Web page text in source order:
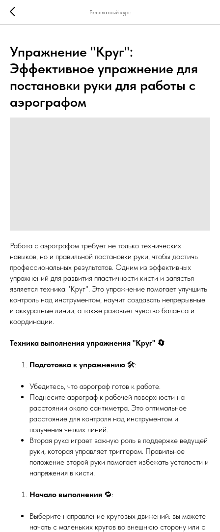
Бесплатный курс
Упражнение "Круг":
Эффективное упражнение для
постановки руки для работы с
аэрографом
Работа с аэрографом требует не только технических
навыков, но и правильной постановки руки, чтобы достичь
профессиональных результатов. Одним из эффективных
упражнений для развития пластичности кисти и запястья
является техника "Круг". Это упражнение помогает улучшить
контроль над инструментом, научит создавать непрерывные
и аккуратные линии, а также разовьет чувство баланса и
координации.
Техника выполнения упражнения "Круг" 🔄
Подготовка к упражнению 🛠️:
Убедитесь, что аэрограф готов к работе.
Поднесите аэрограф к рабочей поверхности на
расстоянии около сантиметра. Это оптимальное
расстояние для контроля над инструментом и
получения четких линий.
Вторая рука играет важную роль в поддержке ведущей
руки, которая управляет триггером. Правильное
положение второй руки помогает избежать усталости и
напряжения в кисти.
Начало выполнения 🔁:
Выберите направление круговых движений: вы можете
начать с маленьких кругов во внешнюю сторону или с